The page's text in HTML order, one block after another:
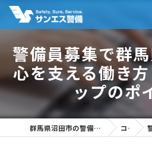
警備員募集で群
心を支える働き
ップのポ
群馬県沼田市の警備の求人なら株式会社サンエス警備 コラム 警